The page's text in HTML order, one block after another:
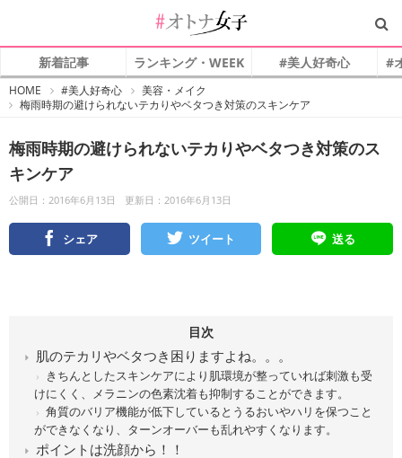
新着記事 ランキング・WEEK #美人好奇心 #
HOME
オ
ト
子
#美人好奇心
美容・メイク
梅雨時期の避けられないテカりやベタつき対策のスキンケア
梅雨時期の避けられないテカりやベタつき対策のス
キンケア
公開日：2016年6月13日 更新日：2016年6月13日
シェア ツイート 送る
目次
肌のテカリやベタつき困りますよね。。。
きちんとしたスキンケアにより肌環境が整っていれば刺激も受
けにくく、メラニンの色素沈着も抑制することができます。
角質のバリア機能が低下しているとうるおいやハリを保つこと
ができなくなり、ターンオーバーも乱れやすくなります。
ポイントは洗顔から！！